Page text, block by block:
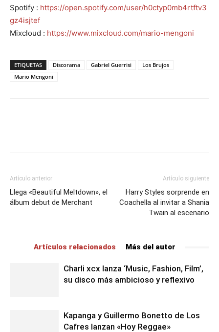
Spotify : https://open.spotify.com/user/h0ctyp0mb4rtftv3
gz4isjtef
Mixcloud : https://www.mixcloud.com/mario-mengoni
ETIQUETAS Discorama Gabriel Guerrisi
Los Brujos
Mario Mengoni
Artículo anterior
Llega «Beautiful Meltdown», el
álbum debut de Merchant
Artículo siguiente
Harry Styles sorprende en
Coachella al invitar a Shania
Twain al escenario
Artículos relacionados Más del autor
Charli xcx lanza ‘Music, Fashion, Film’,
su disco más ambicioso y reflexivo
Kapanga y Guillermo Bonetto de Los
Cafres lanzan «Hoy Reggae»